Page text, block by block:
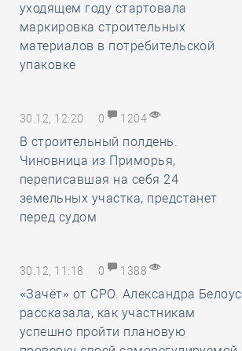
уходящем году стартовала
маркировка строительных
материалов в потребительской
упаковке
30.12, 12:20 0 1204
В строительный полдень.
Чиновница из Приморья,
переписавшая на себя 24
земельных участка, предстанет
перед судом
30.12, 11:18 0 1388
«Зачёт» от СРО. Александра Белоус
рассказала, как участникам
успешно пройти плановую